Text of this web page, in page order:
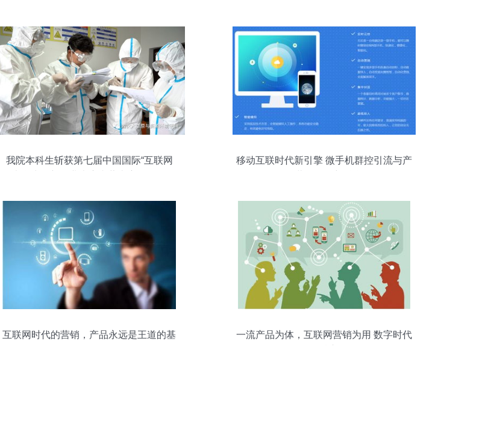
我院本科生斩获第七届中国国际“互联网
移动互联时代新引擎 微手机群控引流与产
互联网时代的营销，产品永远是王道的基
一流产品为体，互联网营销为用 数字时代